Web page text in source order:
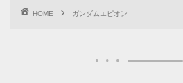
HOME ガンダムエピオン